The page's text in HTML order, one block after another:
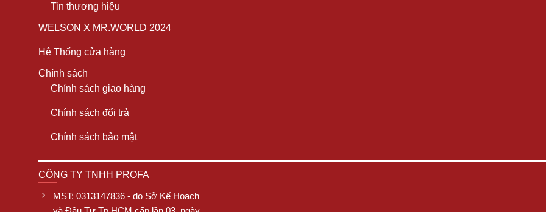
Tin thương hiệu
WELSON X MR.WORLD 2024
Hệ Thống cửa hàng
Chính sách
Chính sách giao hàng
Chính sách đổi trả
Chính sách bảo mật
CÔNG TY TNHH PROFA
MST: 0313147836 - do Sở Kế Hoạch